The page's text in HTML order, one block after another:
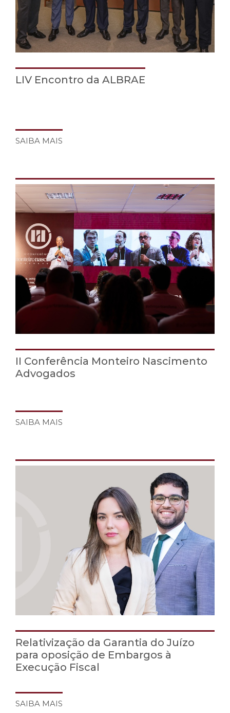
LIV Encontro da ALBRAE
SAIBA MAIS
II Conferência Monteiro Nascimento
Advogados
SAIBA MAIS
Relativização da Garantia do Juízo
para oposição de Embargos à
Execução Fiscal
SAIBA MAIS